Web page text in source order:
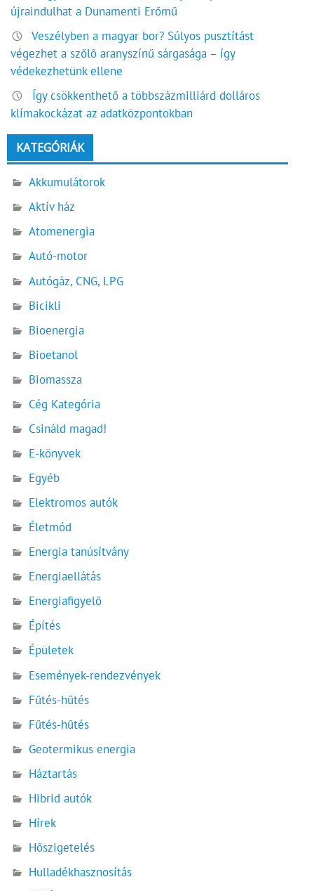
újraindulhat a Dunamenti Erőmű
Veszélyben a magyar bor? Súlyos pusztítást
végezhet a szőlő aranyszínű sárgasága – így
védekezhetünk ellene
Így csökkenthető a többszázmilliárd dolláros
klímakockázat az adatközpontokban
KATEGÓRIÁK
Akkumulátorok
Aktív ház
Atomenergia
Autó-motor
Autógáz, CNG, LPG
Bicikli
Bioenergia
Bioetanol
Biomassza
Cég Kategória
Csináld magad!
E-könyvek
Egyéb
Elektromos autók
Életmód
Energia tanúsítvány
Energiaellátás
Energiafigyelő
Építés
Épületek
Események-rendezvények
Fűtés-hűtés
Fűtés-hűtés
Geotermikus energia
Háztartás
Hibrid autók
Hírek
Hőszigetelés
Hulladékhasznosítás